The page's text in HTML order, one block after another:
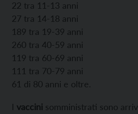
22 tra 11-13 anni
27 tra 14-18 anni
189 tra 19-39 anni
260 tra 40-59 anni
119 tra 60-69 anni
111 tra 70-79 anni
61 di 80 anni e oltre.
I vaccini somministrati sono